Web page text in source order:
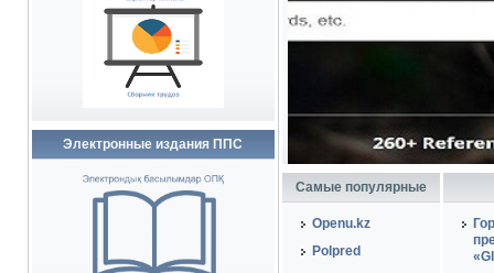
Электронные издания ППС
Самые популярные
Openu.kz
Polpred